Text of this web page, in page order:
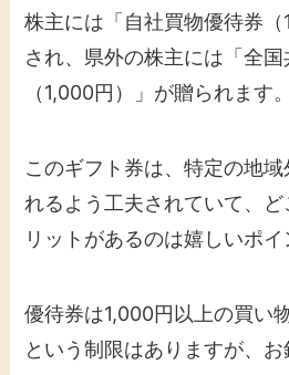
株主には「自社買物優待券
され、県外の株主には「全
（1,000円）」が贈られます。
このギフト券は、特定の地
れるよう工夫されていて、
リットがあるのは嬉しいポイ
優待券は1,000円以上の買い
という制限はありますが、